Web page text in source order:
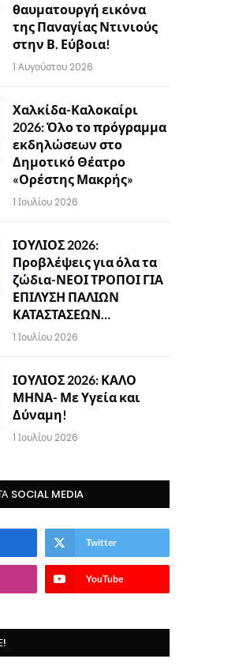
θαυματουργή εικόνα
της Παναγίας Ντινιούς
στην Β. Εύβοια!
1 Αυγούστου 2026
Χαλκίδα-Καλοκαίρι
2026: Όλο το πρόγραμμα
εκδηλώσεων στο
Δημοτικό Θέατρο
«Ορέστης Μακρής»
1 Ιουλίου 2026
ΙΟΥΛΙΟΣ 2026:
Προβλέψεις για όλα τα
ζώδια-ΝΕΟΙ ΤΡΟΠΟΙ ΓΙΑ
ΕΠΙΛΥΣΗ ΠΑΛΙΩΝ
ΚΑΤΑΣΤΑΣΕΩΝ…
1 Ιουλίου 2026
ΙΟΥΛΙΟΣ 2026: ΚΑΛΟ
ΜΗΝΑ- Με Υγεία και
Δύναμη!
1 Ιουλίου 2026
SOCIAL MEDIA
Twitter
YouTube